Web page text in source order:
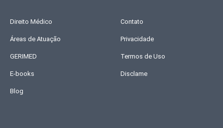
Direito Médico
Áreas de Atuação
GERIMED
E-books
Blog
Contato
Privacidade
Termos de Uso
Disclame